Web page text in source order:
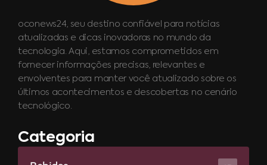
oconews24, seu destino confiável para notícias
atualizadas e dicas inovadoras no mundo da
tecnologia. Aqui, estamos comprometidos em
fornecer informações precisas, relevantes e
envolventes para manter você atualizado sobre os
últimos acontecimentos e descobertas no cenário
tecnológico.
Categoria